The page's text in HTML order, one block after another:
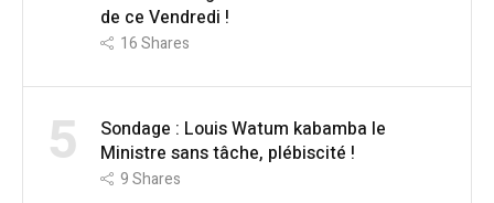
de ce Vendredi !
16Shares
5
Sondage : Louis Watum kabamba le
Ministre sans tâche, plébiscité !
9Shares